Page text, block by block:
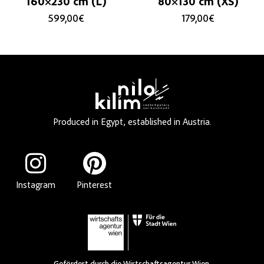
599,00€ 179,00€
Produced in Egypt, established in Austria.
Instagram Pinterest